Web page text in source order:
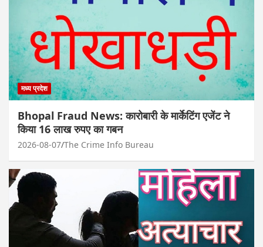
मध्य प्रदेश
Bhopal Fraud News: कारोबारी के मार्केटिंग एजेंट ने
किया 16 लाख रुपए का गबन
2026-08-07 The Crime Info Bureau